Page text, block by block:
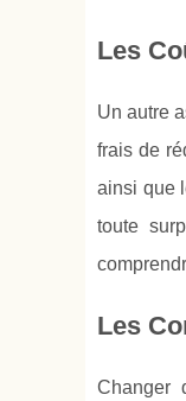
Les
Un autre
frais de
ainsi que
toute
Les
Changer